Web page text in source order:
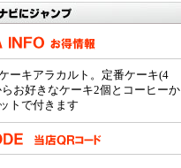
ーキアラカルト。定番ケーキ(4
お好きなケーキ2個とコーヒーか
トで付きます